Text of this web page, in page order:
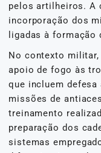
pelos artilheiros. A
incorporação dos
ligadas à
No contexto
apoio de fogo às
que incluem
missões de
treinamento
preparação dos
sistemas